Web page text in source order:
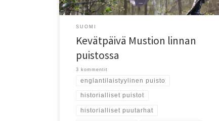
SUOMI
Kevätpäivä Mustion linnan
puistossa
3 kommentit
englantilaistyylinen puisto
historialliset puistot
historialliset puutarhat